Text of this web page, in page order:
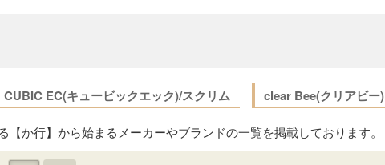
CUBIC EC(キュービックエック)/スクリム clear Bee(クリアビー)
【か行】から始まるメーカーやブランドの一覧を掲載しております。